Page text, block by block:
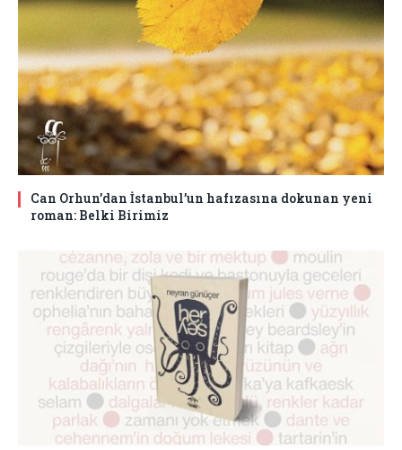
Can Orhun’dan İstanbul’un hafızasına dokunan yeni
roman: Belki Birimiz